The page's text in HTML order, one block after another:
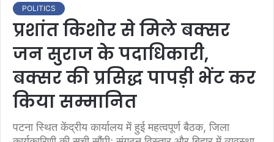
POLITICS
प्रशांत किशोर से मिले बक्सर
जन सुराज के पदाधिकारी,
बक्सर की प्रसिद्ध पापड़ी भेंट कर
किया सम्मानित
पटना स्थित केंद्रीय कार्यालय में हुई महत्वपूर्ण बैठक, जिला